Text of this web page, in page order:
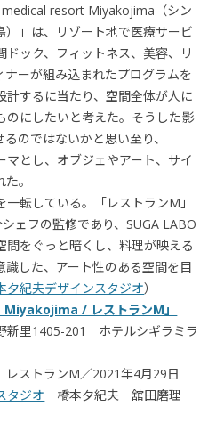
resort Miyakojima（シン
）」は、リゾート地で医療サービ
ック、フィットネス、美容、リ
ーが組み込まれたプログラムを
するに当たり、空間全体が人に
のにしたいと考えた。そうした影
のではないかと思い至り、
マとし、オブジェやアート、サイ
。
転している。「レストランM」
ェフの監修であり、SUGA LABO
間をぐっと暗くし、料理が映える
した、アート性のある空間を目
夕紀夫デザインスタジオ）
/ レストランM」
新里1405-201 ホテルシギラミラ
ストランM／2021年4月29日
タジオ 橋本夕紀夫 舘田磨理